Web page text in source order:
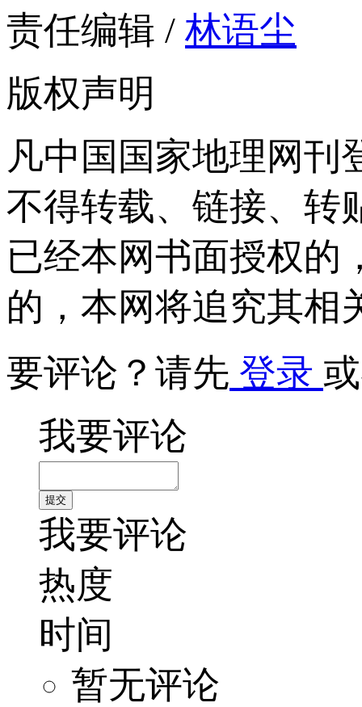
责任编辑 / 林语尘
版权声明
凡中国国家地理网刊
不得转载、链接、转
已经本网书面授权的
的，本网将追究其相
要评论？请先 登录
我要评论
我要评论
热度
时间
暂无评论